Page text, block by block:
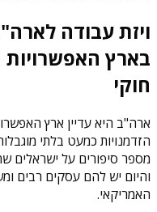
ויזת עבודה
בארץ האפשרויות
חוקי
ארה"ב היא עדיין ארץ
הזדמנויות כמעט בלתי
מספר סיפורים על ישראלים
והיום יש להם עסקים רבים
האמריקאי.